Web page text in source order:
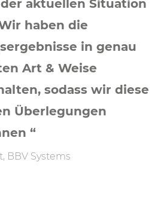
aktuellen Situation
haben die
in genau
Art & Weise
sodass wir diese
Überlegungen
“
BBV Systems